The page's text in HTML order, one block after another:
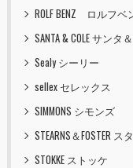
ROLF BENZ ロルフベ
SANTA & COLE サンタ
Sealy シーリー
sellex セレックス
SIMMONS シモンズ
STEARNS＆FOSTER
STOKKE ストッケ